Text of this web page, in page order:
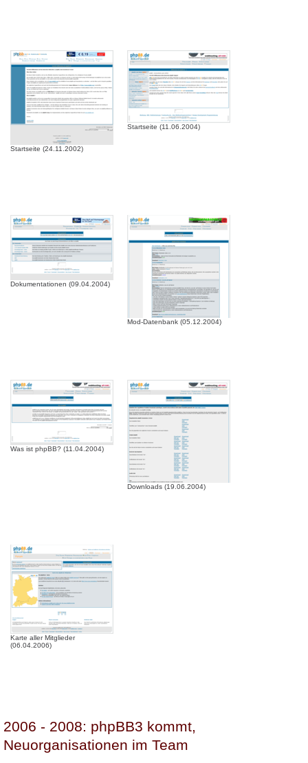
Startseite (24.11.2002)
Startseite (11.06.2004)
Dokumentationen (09.04.2004)
Mod-Datenbank (05.12.2004)
Was ist phpBB? (11.04.2004)
Downloads (19.06.2004)
Karte aller Mitglieder
(06.04.2006)
2006 - 2008: phpBB3 kommt,
Neuorganisationen im Team